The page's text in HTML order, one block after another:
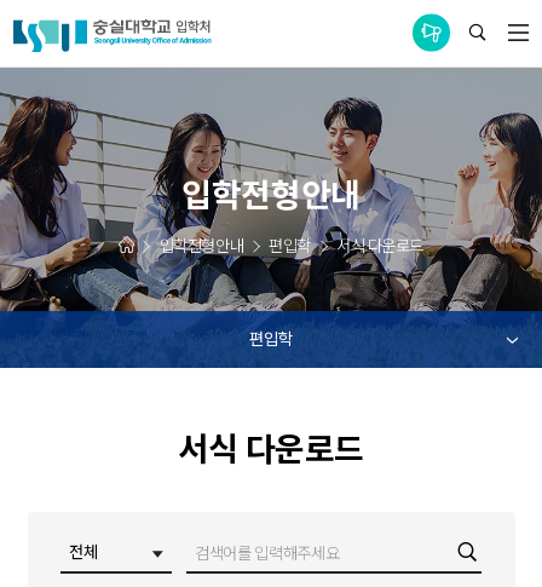
통합공지사항
입학전형안내
입학전형안내 편입학 서식 다운로드
편입학
서식 다운로드